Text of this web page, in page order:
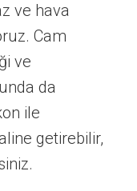
ve hava
Cam
ve
da
ile
getirebilir,